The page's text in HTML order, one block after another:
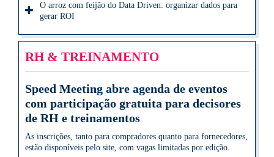
O arroz com feijão do Data Driven: organizar dados para
gerar ROI
RH & TREINAMENTO
Speed Meeting abre agenda de eventos
com participação gratuita para decisores
de RH e treinamentos
As inscrições, tanto para compradores quanto para fornecedores,
estão disponíveis pelo site, com vagas limitadas por edição.